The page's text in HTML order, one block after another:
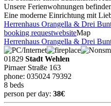
Unsere Ferienwohnungen
Eine moderne Einrichtung mit
Herrenhaus Orangella & Drei
booking requestwebsiteMap
Herrenhaus Orangella & Drei
01829 Stadt Wehlen
Pirnaer Straße 163
phone: 035024 79392
8 beds
person per day: 38€